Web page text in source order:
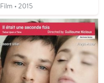
Film • 2015